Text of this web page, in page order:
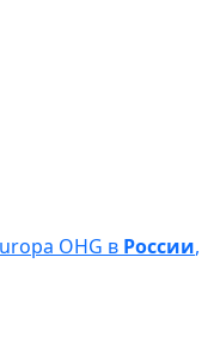
OHG в России,